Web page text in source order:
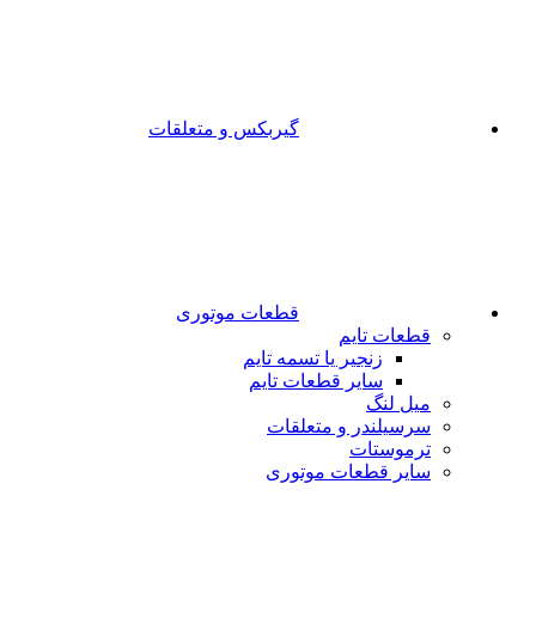
گیربکس و متعلقات
قطعات موتوری
قطعات تایم
زنجیر یا تسمه تایم
سایر قطعات تایم
میل لنگ
سرسیلندر و متعلقات
ترموستات
سایر قطعات موتوری